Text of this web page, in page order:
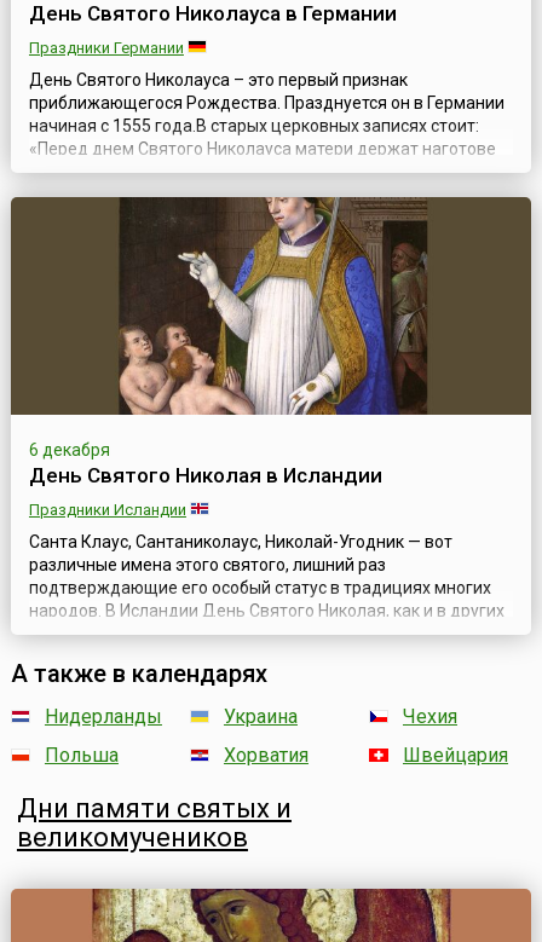
День Святого Николауса в Германии
Праздники Германии
День Святого Николауса – это первый признак
приближающегося Рождества. Празднуется он в Германии
начиная с 1555 года.В старых церковных записях стоит:
«Перед днем Святого Николауса матери держат наготове
подарки и розги для своих детей». В давние времена
Святой Николаус дарил детям орехи, сухофрукты и сладкий
хлеб, выпекающийся по особому рецепту с добавлением
сушеной груши, одежду и др...
6 декабря
День Святого Николая в Исландии
Праздники Исландии
Санта Клаус, Сантаниколаус, Николай-Угодник — вот
различные имена этого святого, лишний раз
подтверждающие его особый статус в традициях многих
народов. В Исландии День Святого Николая, как и в других
западных странах, отмечается 6 декабря.Святой Николай
через ту часть исландцев, которые служили наёмными
А также в календарях
Нидерланды
Польша
Украина
Хорватия
Чехия
Швейцария
Дни памяти святых и
великомучеников